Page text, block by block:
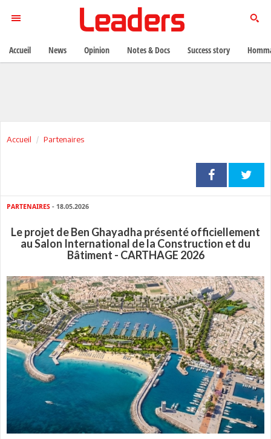
Accueil Partenaires
PARTENAIRES - 18.05.2026
Le projet de Ben Ghayadha présenté officiellement
au Salon International de la Construction et du
Bâtiment - CARTHAGE 2026
Accueil News Opinion Notes & Docs Success story